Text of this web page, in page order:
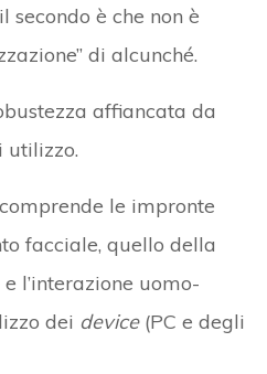
è che non è
di alcunché.
affiancata da
utilizzo.
le impronte
facciale, quello della
l’interazione uomo-
dei device(PC e degli